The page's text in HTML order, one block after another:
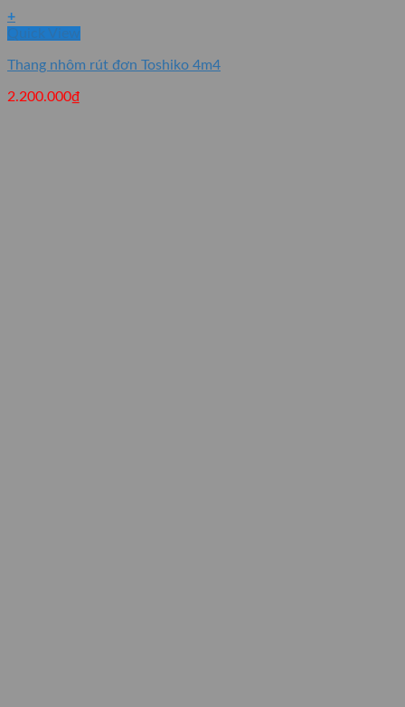
+
Quick View
Thang nhôm rút đơn Toshiko 4m4
2.200.000₫